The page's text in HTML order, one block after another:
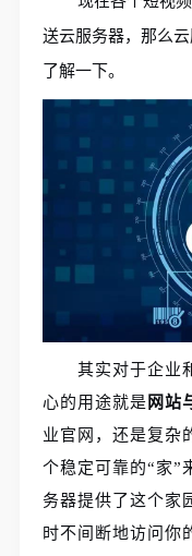
送云服务器，那么
了解一下。
其实对于企业
心的用途就是 网站
业官网，还是复杂
个稳定可靠的“家”
务器提供了这个家
时不间断地访问你